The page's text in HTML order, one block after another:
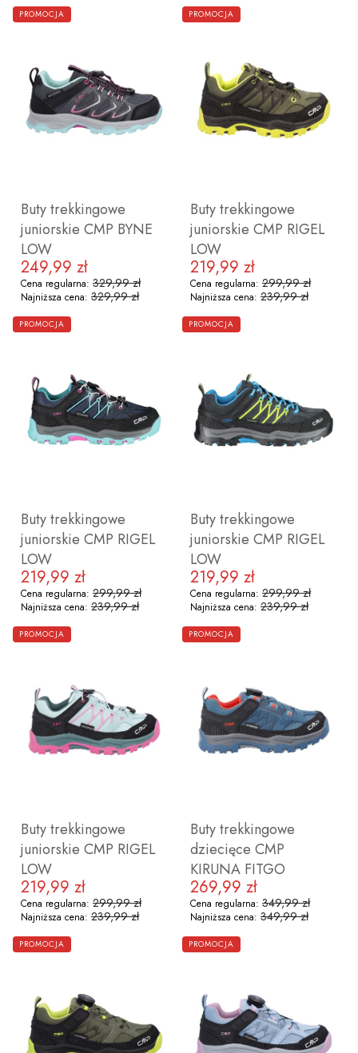
35
PROMOCJA
Buty trekkingowe
juniorskie CMP BYNE
LOW
Cena promocyjna
249,99 zł
Cena regularna: 329,99 zł
Najniższa cena: 329,99 zł
ZOBACZ PRODUKT
PROMOCJA
Buty trekkingowe
juniorskie CMP RIGEL
LOW
Cena promocyjna
219,99 zł
Cena regularna: 299,99 zł
Najniższa cena: 239,99 zł
ZOBACZ PRODUKT
PROMOCJA
Buty trekkingowe
juniorskie CMP RIGEL
LOW
Cena promocyjna
219,99 zł
Cena regularna: 299,99 zł
Najniższa cena: 239,99 zł
ZOBACZ PRODUKT
PROMOCJA
Buty trekkingowe
juniorskie CMP RIGEL
LOW
Cena promocyjna
219,99 zł
Cena regularna: 299,99 zł
Najniższa cena: 239,99 zł
ZOBACZ PRODUKT
PROMOCJA
Buty trekkingowe
juniorskie CMP RIGEL
LOW
Cena promocyjna
219,99 zł
Cena regularna: 299,99 zł
Najniższa cena: 239,99 zł
ZOBACZ PRODUKT
PROMOCJA
Buty trekkingowe
dziecięce CMP
KIRUNA FITGO
Cena promocyjna
269,99 zł
Cena regularna: 349,99 zł
Najniższa cena: 349,99 zł
ZOBACZ PRODUKT
PROMOCJA PROMOCJA